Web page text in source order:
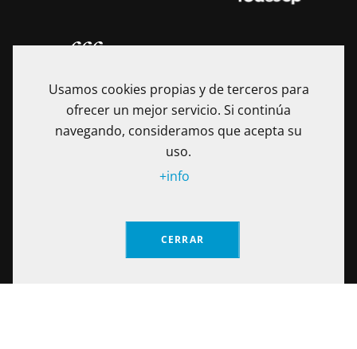
La Fundación Universitaria Internacional de La Rioja - UNIR es
inspección y vigilancia del Ministerio de Educación Nacional
de Colombia. Reconocimiento de personería jurídica
mediante Resolución No. 13130 del 7 de julio de 2017
Usamos cookies propias y de terceros para
ofrecer un mejor servicio. Si continúa
navegando, consideramos que acepta su
uso.
CERRAR
+info